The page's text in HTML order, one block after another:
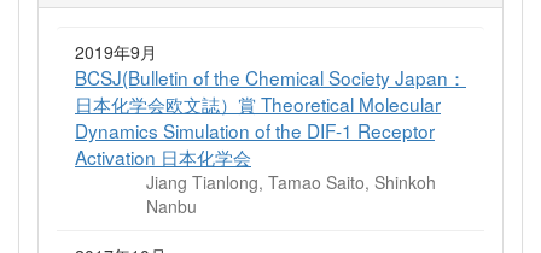
2019年9月
BCSJ(Bulletin of the Chemical Society Japan：
日本化学会欧文誌）賞 Theoretical Molecular
Dynamics Simulation of the DIF-1 Receptor
Activation 日本化学会
Jiang Tianlong, Tamao Saito, Shinkoh
Nanbu